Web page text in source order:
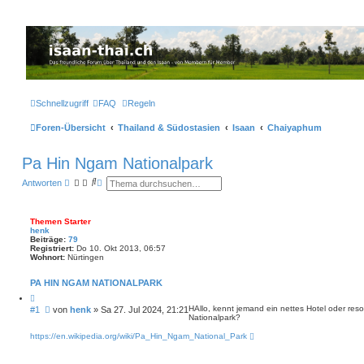
Thailand & Isaan Forum - isaan-thai.ch
Das freundliche Forum über Thailand und den Isaan - von Membern für Member
Schnellzugriff FAQ Regeln
Foren-Übersicht Thailand & Südostasien Isaan Chaiyaphum
Pa Hin Ngam Nationalpark
Antworten
S E
r
t
S
u
h
Themen Starter
henk
Beiträge: 79
Registriert: Do 10. Okt 2013, 06:57
Wohnort: Nürtingen
PA HIN NGAM NATIONALPARK
#1
Bvon henk » Sa 27. Jul 2024, 21:21HAllo, kennt jemand ein nettes Hotel oder
Nationalpark?
https://en.wikipedia.org/wiki/Pa_Hin_Ngam_National_Park